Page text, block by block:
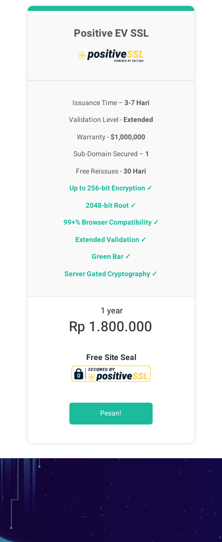
Positive EV SSL
Issuance Time –3-7 Hari
Validation Level -Extended
Warranty -$1,000,000
Sub-Domain Secured – 1
Free Reissues -30 Hari
Up to 256-bit Encryption ✓
2048-bit Root ✓
99+% Browser Compatibility ✓
Extended Validation ✓
Green Bar ✓
Server Gated Cryptography ✓
1 year
Rp 1.800.000
Free Site Seal
Pesan!